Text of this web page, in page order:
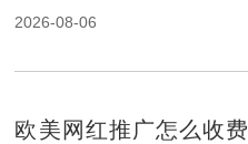
营销提升品牌影响力）
2026-08-06
欧美网红推广怎么收费